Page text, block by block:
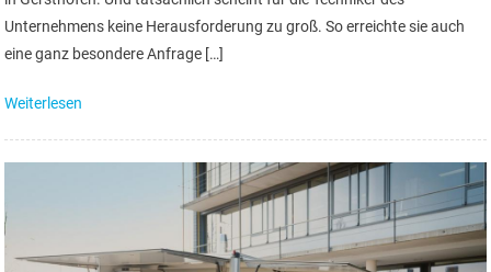
Unternehmens keine Herausforderung zu groß. So erreichte sie auch
eine ganz besondere Anfrage […]
Weiterlesen